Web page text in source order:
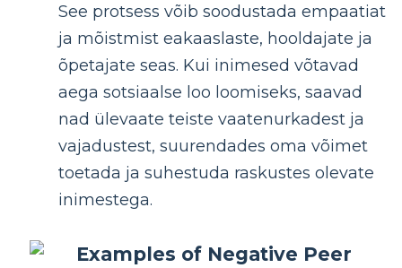
See protsess võib soodustada empaatiat
ja mõistmist eakaaslaste, hooldajate ja
õpetajate seas. Kui inimesed võtavad
aega sotsiaalse loo loomiseks, saavad
nad ülevaate teiste vaatenurkadest ja
vajadustest, suurendades oma võimet
toetada ja suhestuda raskustes olevate
inimestega.